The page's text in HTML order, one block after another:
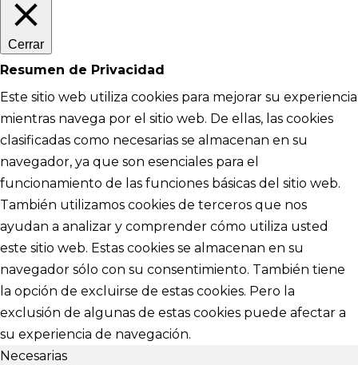
Cerrar
Resumen de Privacidad
Este sitio web utiliza cookies para mejorar su experiencia
mientras navega por el sitio web. De ellas, las cookies
clasificadas como necesarias se almacenan en su
navegador, ya que son esenciales para el
funcionamiento de las funciones básicas del sitio web.
También utilizamos cookies de terceros que nos
ayudan a analizar y comprender cómo utiliza usted
este sitio web. Estas cookies se almacenan en su
navegador sólo con su consentimiento. También tiene
la opción de excluirse de estas cookies. Pero la
exclusión de algunas de estas cookies puede afectar a
su experiencia de navegación.
Necesarias